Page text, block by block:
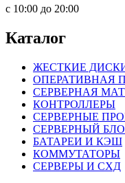
c 10:00 до 20:00
Каталог
ЖЕСТКИЕ
ОПЕРАТИВНАЯ
СЕРВЕРНАЯ
КОНТРОЛЛЕРЫ
СЕРВЕРНЫЕ
СЕРВЕРНЫЙ
БАТАРЕИ И КЭШ
КОММУТАТОРЫ
СЕРВЕРЫ И СХД